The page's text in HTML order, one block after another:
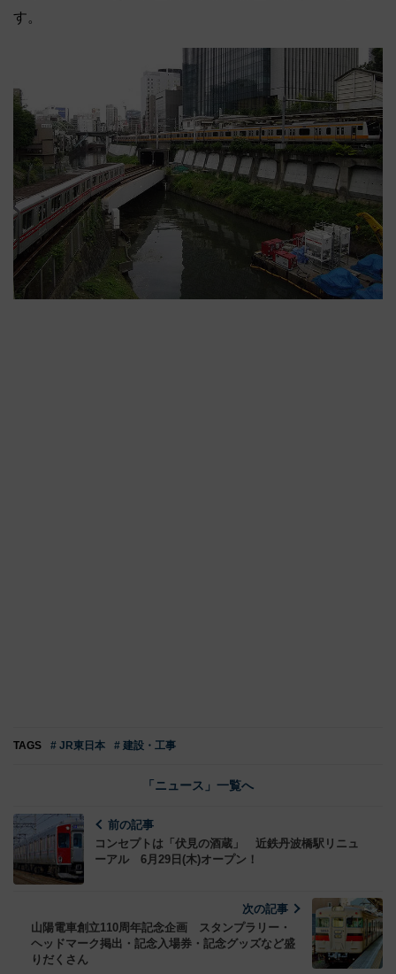
す。
TAGS # JR東日本 # 建設・工事
「ニュース」一覧へ
前の記事
コンセプトは「伏見の酒蔵」 近鉄丹波橋駅リニュ
ーアル 6月29日(木)オープン！
次の記事
山陽電車創立110周年記念企画 スタンプラリー・
ヘッドマーク掲出・記念入場券・記念グッズなど盛
りだくさん